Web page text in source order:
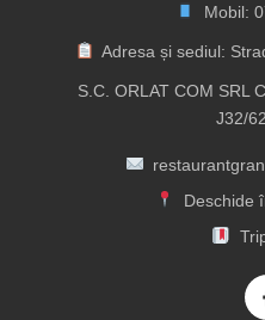
Mobil:
Adresa și sediul:
S.C. ORLAT COM SRL
J32/
Deschide